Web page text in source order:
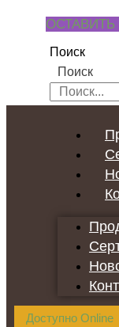
ОСТАВИТЬ
Поиск
Поиск
Доступно Online